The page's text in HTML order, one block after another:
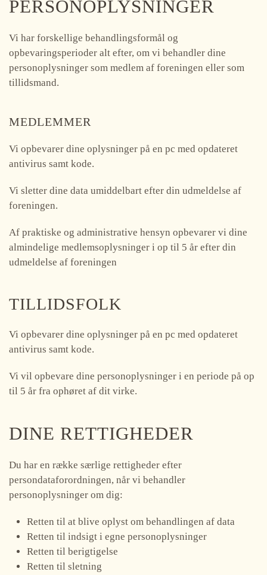
PERSONOPLYSNINGER
Vi har forskellige behandlingsformål og
opbevaringsperioder alt efter, om vi behandler dine
personoplysninger som medlem af foreningen eller som
tillidsmand.
MEDLEMMER
Vi opbevarer dine oplysninger på en pc med opdateret
antivirus samt kode.
Vi sletter dine data umiddelbart efter din udmeldelse af
foreningen.
Af praktiske og administrative hensyn opbevarer vi dine
almindelige medlemsoplysninger i op til 5 år efter din
udmeldelse af foreningen
TILLIDSFOLK
Vi opbevarer dine oplysninger på en pc med opdateret
antivirus samt kode.
Vi vil opbevare dine personoplysninger i en periode på op
til 5 år fra ophøret af dit virke.
DINE RETTIGHEDER
Du har en række særlige rettigheder efter
persondataforordningen, når vi behandler
personoplysninger om dig:
Retten til at blive oplyst om behandlingen af data
Retten til indsigt i egne personoplysninger
Retten til berigtigelse
Retten til sletning